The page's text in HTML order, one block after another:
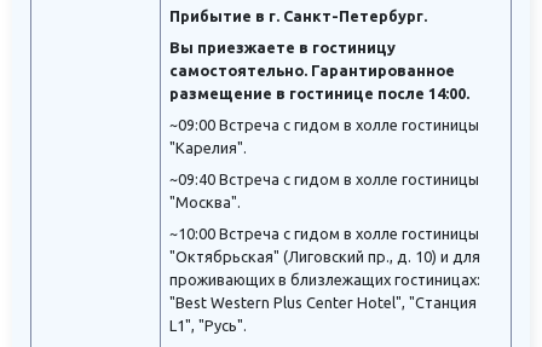
Прибытие в г. Санкт-Петербург.
Вы приезжаете в гостиницу
самостоятельно. Гарантированное
размещение в гостинице после 14:00.
~09:00 Встреча с гидом в холле гостиницы
"Карелия".
~09:40 Встреча с гидом в холле гостиницы
"Москва".
~10:00 Встреча с гидом в холле гостиницы
"Октябрьская" (Лиговский пр., д. 10) и для
проживающих в близлежащих гостиницах:
"Best Western Plus Center Hotel", "Станция
L1", "Русь".